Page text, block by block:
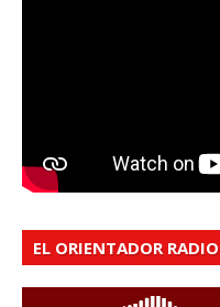
EL ORIENTADOR RADIO